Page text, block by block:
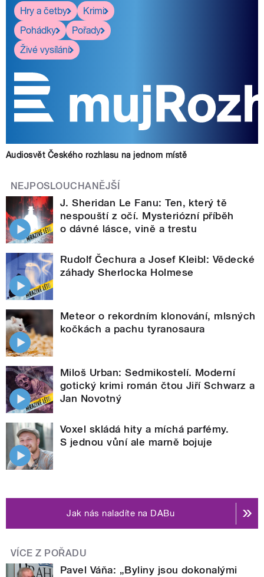
Hry a četby
Krimi
Pohádky
Pořady
Živé vysílání
Audiosvět Českého rozhlasu na jednom místě
NEJPOSLOUCHANĚJŠÍ
J. Sheridan Le Fanu: Ten, který tě
nespouští z očí. Mysteriózní příběh
o dávné lásce, vině a trestu
Rudolf Čechura a Josef Kleibl: Vědecké
záhady Sherlocka Holmese
Meteor o rekordním klonování, mlsných
kočkách a pachu tyranosaura
Miloš Urban: Sedmikostelí. Moderní
gotický krimi román čtou Jiří Schwarz a
Jan Novotný
Voxel skládá hity a míchá parfémy.
S jednou vůní ale marně bojuje
Jak nás naladíte na DABu
VÍCE Z POŘADU
Pavel Váňa: „Byliny jsou dokonalými